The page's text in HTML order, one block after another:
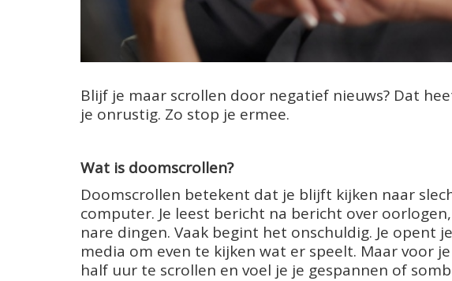
Blijf je maar scrollen door negatief nieuws? Dat
je onrustig. Zo stop je ermee.
Wat is doomscrollen?
Doomscrollen betekent dat je blijft kijken naar
computer. Je leest bericht na bericht over
nare dingen. Vaak begint het onschuldig. Je opent
media om even te kijken wat er speelt. Maar voor
half uur te scrollen en voel je je gespannen of